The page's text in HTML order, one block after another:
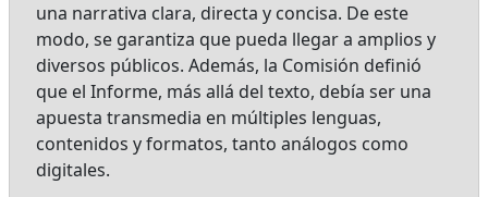
una narrativa clara, directa y concisa. De este
modo, se garantiza que pueda llegar a amplios y
diversos públicos. Además, la Comisión definió
que el Informe, más allá del texto, debía ser una
apuesta transmedia en múltiples lenguas,
contenidos y formatos, tanto análogos como
digitales.